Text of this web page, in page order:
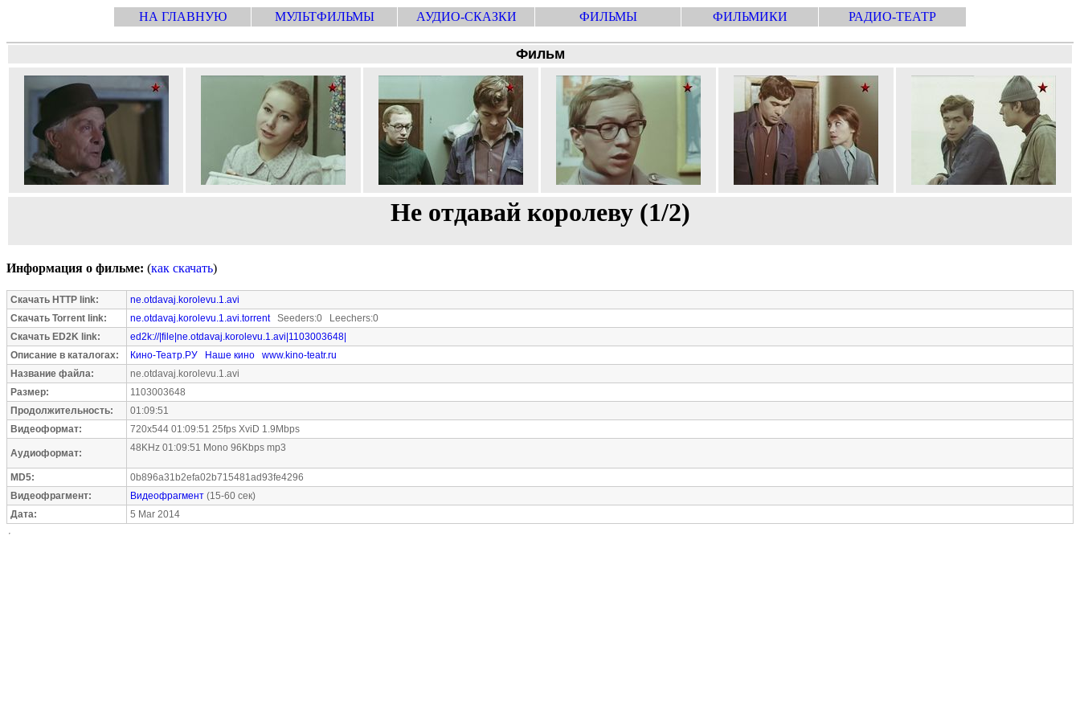
НА ГЛАВНУЮ МУЛЬТФИЛЬМЫ АУДИО-СКАЗКИ ФИЛЬМЫ ФИЛЬМИКИ РАДИО-ТЕАТР
Фильм
Не отдавай королеву (1/2)
Информация о фильме: (как скачать)
Скачать HTTP link:
ne.otdavaj.korolevu.1.avi
Скачать Torrent link:
ne.otdavaj.korolevu.1.avi.torrentSeeders:0 Leechers:0
Скачать ED2K link:
ed2k://|file|ne.otdavaj.korolevu.1.avi|1103003648|
Описание в каталогах:
Кино-Театр.РУ Наше кино
www.kino-teatr.ru
Название файла:
ne.otdavaj.korolevu.1.avi
Размер:
1103003648
Продолжительность:
01:09:51
Видеоформат:
720x544 01:09:51 25fps XviD 1.9Mbps
Аудиоформат: 48KHz 01:09:51 Mono 96Kbps mp3
MD5:
0b896a31b2efa02b715481ad93fe4296
Видеофрагмент:
Видеофрагмент (15-60 сек)
Дата:
5 Mar 2014